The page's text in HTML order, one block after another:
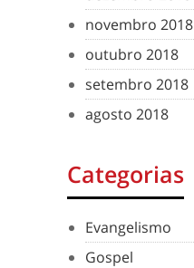
novembro 2018
outubro 2018
setembro 2018
agosto 2018
Categorias
Evangelismo
Gospel